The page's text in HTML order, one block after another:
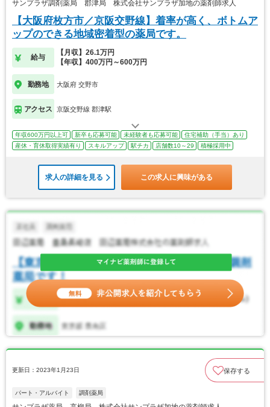
サンプラザ調剤薬局 郡津局 株式会社サンプラザ加地の薬剤師求人
【大阪府枚方市／京阪交野線】着率が高く、ボトムア
ップのできる地域密着型の薬局です。
給与
【月収】26.1万円
【年収】400万円～600万円
勤務地 大阪府 交野市
アクセス 京阪交野線 郡津駅
年収600万円以上可 新卒も応募可能 未経験者も応募可能
住宅補助（手当）あり
産休・育休取得実績有り
スキルアップ 駅チカ 店舗数10～29 積極採用中
求人の詳細を見る この求人に興味がある
更新日：2023年1月23日 保存する
パート・アルバイト 調剤薬局